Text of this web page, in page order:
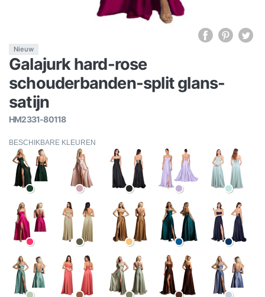
Nieuw
Galajurk hard-rose
schouderbanden-split glans-
satijn
HM2331-80118
BESCHIKBARE KLEUREN